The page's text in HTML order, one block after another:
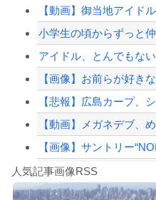
【画像】サントリー
今でも「日本が世界ト
日傘もって行っていざ
人気記事画像RSS